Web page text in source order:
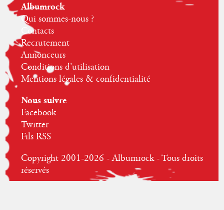
Albumrock
Qui sommes-nous ?
Contacts
Recrutement
Annonceurs
Conditions d'utilisation
Mentions légales & confidentialité
Nous suivre
Facebook
Twitter
Fils RSS
Copyright 2001-2026 - Albumrock - Tous droits
réservés